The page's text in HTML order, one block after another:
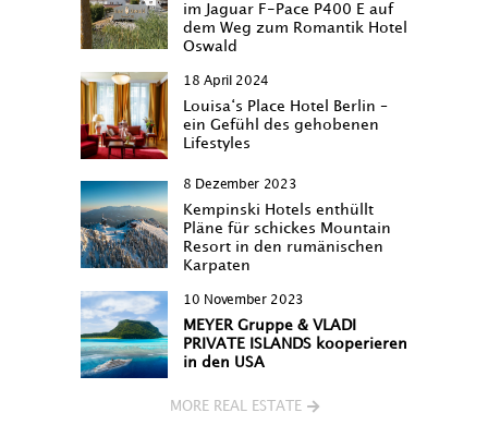
im Jaguar F-Pace P400 E auf
dem Weg zum Romantik Hotel
Oswald
18 April 2024
Louisa‘s Place Hotel Berlin –
ein Gefühl des gehobenen
Lifestyles
8 Dezember 2023
Kempinski Hotels enthüllt
Pläne für schickes Mountain
Resort in den rumänischen
Karpaten
10 November 2023
MEYER Gruppe & VLADI
PRIVATE ISLANDS kooperieren
in den USA
MORE REAL ESTATE